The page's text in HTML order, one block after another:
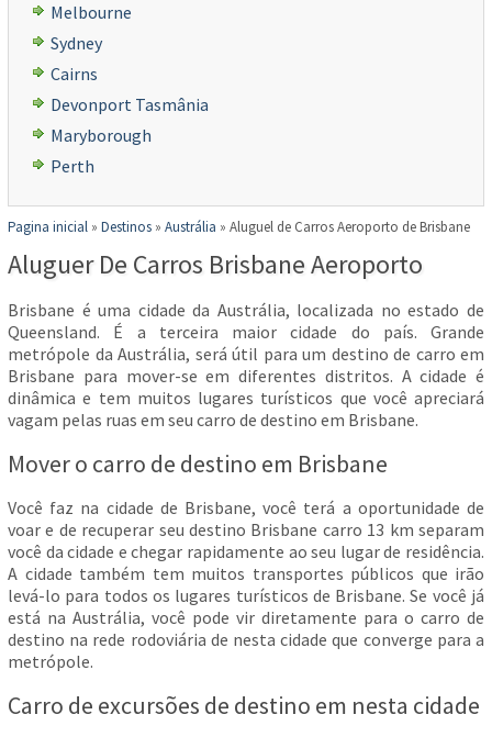
Melbourne
Sydney
Cairns
Devonport Tasmânia
Maryborough
Perth
Pagina inicial » Destinos » Austrália » Aluguel de Carros Aeroporto de Brisbane
Aluguer De Carros Brisbane Aeroporto
Brisbane é uma cidade da Austrália, localizada no estado de
Queensland. É a terceira maior cidade do país. Grande
metrópole da Austrália, será útil para um destino de carro em
Brisbane para mover-se em diferentes distritos. A cidade é
dinâmica e tem muitos lugares turísticos que você apreciará
vagam pelas ruas em seu carro de destino em Brisbane.
Mover o carro de destino em Brisbane
Você faz na cidade de Brisbane, você terá a oportunidade de
voar e de recuperar seu destino Brisbane carro 13 km separam
você da cidade e chegar rapidamente ao seu lugar de residência.
A cidade também tem muitos transportes públicos que irão
levá-lo para todos os lugares turísticos de Brisbane. Se você já
está na Austrália, você pode vir diretamente para o carro de
destino na rede rodoviária de nesta cidade que converge para a
metrópole.
Carro de excursões de destino em nesta cidade